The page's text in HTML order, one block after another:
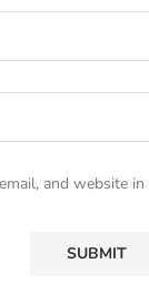
and website